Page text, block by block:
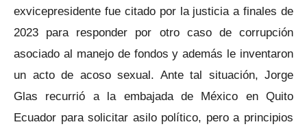
exvicepresidente fue citado por la justicia a finales de
2023 para responder por otro caso de corrupción
asociado al manejo de fondos y además le inventaron
un acto de acoso sexual. Ante tal situación, Jorge
Glas recurrió a la embajada de México en Quito
Ecuador para solicitar asilo político, pero a principios